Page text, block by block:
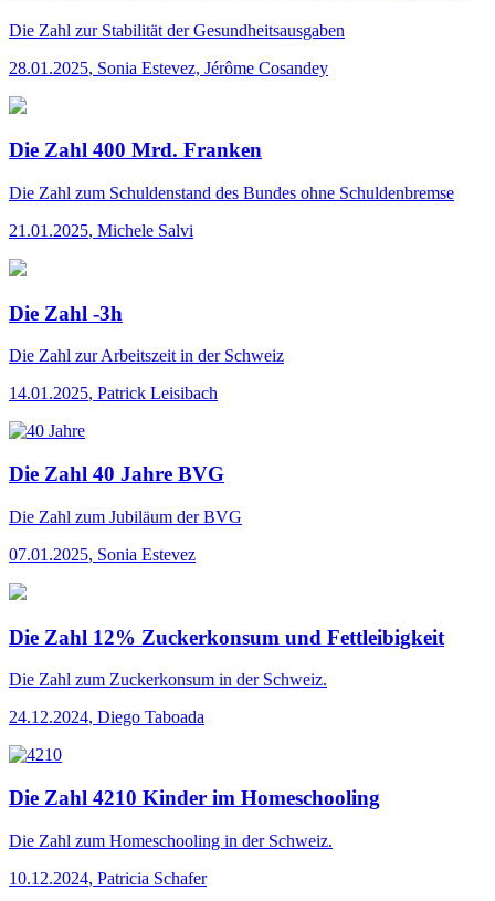
Die Zahl zur Stabilität der Gesundheitsausgaben
28.01.2025, Sonia Estevez, Jérôme Cosandey
Die Zahl 400 Mrd. Franken
Die Zahl zum Schuldenstand des Bundes ohne Schuldenbremse
21.01.2025, Michele Salvi
Die Zahl -3h
Die Zahl zur Arbeitszeit in der Schweiz
14.01.2025, Patrick Leisibach
Die Zahl 40 Jahre BVG
Die Zahl zum Jubiläum der BVG
07.01.2025, Sonia Estevez
Die Zahl 12% Zuckerkonsum und Fettleibigkeit
Die Zahl zum Zuckerkonsum in der Schweiz.
24.12.2024, Diego Taboada
Die Zahl 4210 Kinder im Homeschooling
Die Zahl zum Homeschooling in der Schweiz.
10.12.2024, Patricia Schafer